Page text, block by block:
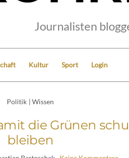
Journalisten
Kultur Sport Login
Politik | Wissen
die Grünen
bleiben